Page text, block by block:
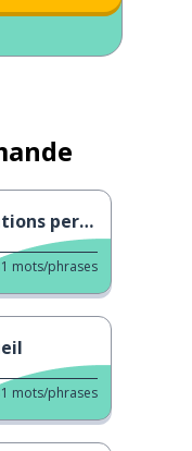
mots/phrases
mots/phrases